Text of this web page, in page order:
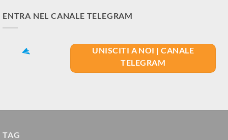
ENTRA NEL CANALE TELEGRAM
UNISCITI A NOI | CANALE
TELEGRAM
TAG